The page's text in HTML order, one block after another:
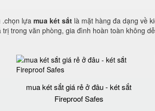
.chọn lựa mua két sắt là mặt hàng đa dạng về
trong văn phòng, gia đình hoàn toàn không
mua két sắt giá rẻ ở đâu - két sắt
Fireproof Safes